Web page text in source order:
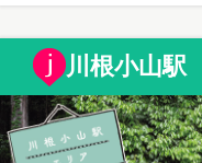
川根小山駅